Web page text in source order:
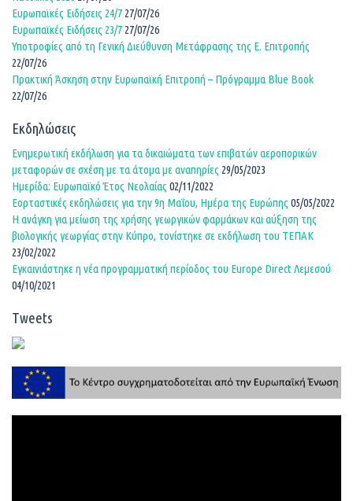
Ευρωπαϊκές Ειδήσεις 24/7 27/07/26
Ευρωπαϊκές Ειδήσεις 23/7 27/07/26
Υποτροφίες από τη Γενική Διεύθυνση Μετάφρασης της Ε. Επιτροπής
22/07/26
Πρακτική Άσκηση στην Ευρωπαϊκή Επιτροπή – Πρόγραμμα Blue Book
22/07/26
Εκδηλώσεις
Ενημερωτική εκδήλωση για τα δικαιώματα των επιβατών αεροπορικών
μεταφορών σε σχέση με τα άτομα με αναπηρίες 29/05/2023
Ημερίδα: Ευρωπαϊκό Έτος Νεολαίας 02/11/2022
Εορταστικές εκδηλώσεις για την 9η Μαΐου, Ημέρα της Ευρώπης 05/05/2022
Η ανάγκη για μείωση της χρήσης γεωργικών φαρμάκων και αύξηση της
βιολογικής γεωργίας στην Κύπρο, τονίστηκε σε εκδήλωση του ΤΕΠΑΚ
23/02/2022
Εγκαινιάστηκε η νέα προγραμματική περίοδος του Europe Direct Λεμεσού
04/10/2021
Tweets